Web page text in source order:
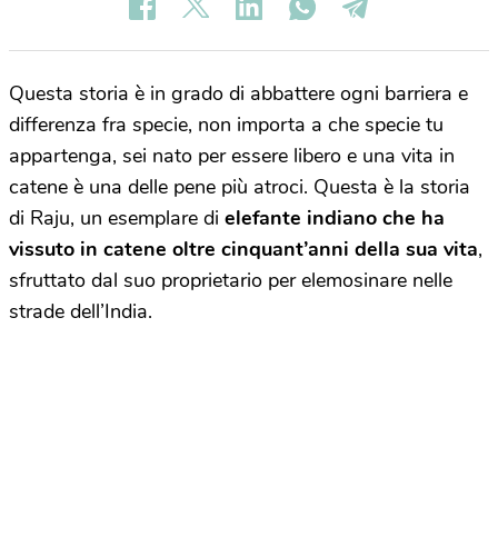
Questa storia è in grado di abbattere ogni barriera e
differenza fra specie, non importa a che specie tu
appartenga, sei nato per essere libero e una vita in
catene è una delle pene più atroci. Questa è la storia
di Raju, un esemplare di elefante indiano che ha
vissuto in catene oltre cinquant’anni della sua vita,
sfruttato dal suo proprietario per elemosinare nelle
strade dell’India.